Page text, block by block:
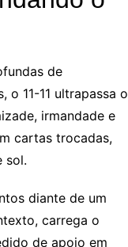
de
o 11-11 ultrapassa o
irmandade e
cartas trocadas,
sol.
diante de um
carrega o
de apoio em